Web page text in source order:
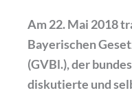
Am 22. Mai 2018
Bayerischen
(GVBl.), der
diskutierte und